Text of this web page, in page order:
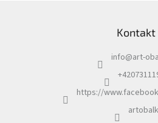
Kontakt
info@art-
https://